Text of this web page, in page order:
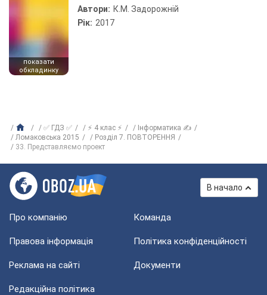
показати
обкладинку
Автори: К.М. Задорожній
Рік: 2017
✅ ГДЗ ✅ ⚡ 4 клас ⚡
Інформатика ✍
Ломаковська 2015
Розділ 7. ПОВТОРЕННЯ
33. Представляємо проект
В начало
Про компанію Команда
Правова інформація Політика конфіденційності
Реклама на сайті Документи
Редакційна політика